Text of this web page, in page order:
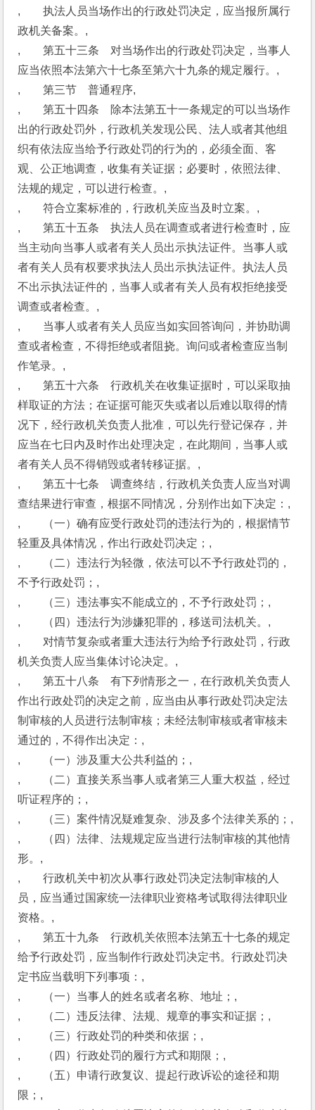
,　　执法人员当场作出的行政处罚决定，应当报所属行
政机关备案。,
,　　第五十三条　对当场作出的行政处罚决定，当事人
应当依照本法第六十七条至第六十九条的规定履行。,
,　　第三节　普通程序,
,　　第五十四条　除本法第五十一条规定的可以当场作
出的行政处罚外，行政机关发现公民、法人或者其他组
织有依法应当给予行政处罚的行为的，必须全面、客
观、公正地调查，收集有关证据；必要时，依照法律、
法规的规定，可以进行检查。,
,　　符合立案标准的，行政机关应当及时立案。,
,　　第五十五条　执法人员在调查或者进行检查时，应
当主动向当事人或者有关人员出示执法证件。当事人或
者有关人员有权要求执法人员出示执法证件。执法人员
不出示执法证件的，当事人或者有关人员有权拒绝接受
调查或者检查。,
,　　当事人或者有关人员应当如实回答询问，并协助调
查或者检查，不得拒绝或者阻挠。询问或者检查应当制
作笔录。,
,　　第五十六条　行政机关在收集证据时，可以采取抽
样取证的方法；在证据可能灭失或者以后难以取得的情
况下，经行政机关负责人批准，可以先行登记保存，并
应当在七日内及时作出处理决定，在此期间，当事人或
者有关人员不得销毁或者转移证据。,
,　　第五十七条　调查终结，行政机关负责人应当对调
查结果进行审查，根据不同情况，分别作出如下决定：,
,　　（一）确有应受行政处罚的违法行为的，根据情节
轻重及具体情况，作出行政处罚决定；,
,　　（二）违法行为轻微，依法可以不予行政处罚的，
不予行政处罚；,
,　　（三）违法事实不能成立的，不予行政处罚；,
,　　（四）违法行为涉嫌犯罪的，移送司法机关。,
,　　对情节复杂或者重大违法行为给予行政处罚，行政
机关负责人应当集体讨论决定。,
,　　第五十八条　有下列情形之一，在行政机关负责人
作出行政处罚的决定之前，应当由从事行政处罚决定法
制审核的人员进行法制审核；未经法制审核或者审核未
通过的，不得作出决定：,
,　　（一）涉及重大公共利益的；,
,　　（二）直接关系当事人或者第三人重大权益，经过
听证程序的；,
,　　（三）案件情况疑难复杂、涉及多个法律关系的；,
,　　（四）法律、法规规定应当进行法制审核的其他情
形。,
,　　行政机关中初次从事行政处罚决定法制审核的人
员，应当通过国家统一法律职业资格考试取得法律职业
资格。,
,　　第五十九条　行政机关依照本法第五十七条的规定
给予行政处罚，应当制作行政处罚决定书。行政处罚决
定书应当载明下列事项：,
,　　（一）当事人的姓名或者名称、地址；,
,　　（二）违反法律、法规、规章的事实和证据；,
,　　（三）行政处罚的种类和依据；,
,　　（四）行政处罚的履行方式和期限；,
,　　（五）申请行政复议、提起行政诉讼的途径和期
限；,